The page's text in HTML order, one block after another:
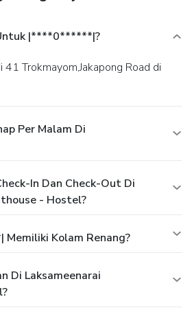
|****0******|?
Per Malam Di
In Dan Check-Out Di
- Hostel?
Kolam Renang?
Di Laksameenarai